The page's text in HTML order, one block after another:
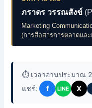
ภราดร วรรณสังข์
Marketing
(การสื่อสารการตลาดแล
⏱️ เวลาอ่านประมาณ
แชร์:
f LINE X